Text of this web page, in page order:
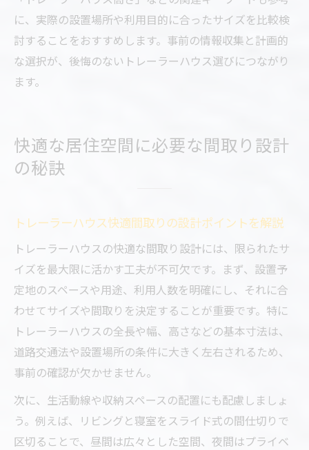
に、実際の設置場所や利用目的に合ったサイズを比較検
討することをおすすめします。事前の情報収集と計画的
な選択が、後悔のないトレーラーハウス選びにつながり
ます。
快適な居住空間に必要な間取り設計
の秘訣
トレーラーハウス快適間取りの設計ポイントを解説
トレーラーハウスの快適な間取り設計には、限られたサ
イズを最大限に活かす工夫が不可欠です。まず、設置予
定地のスペースや用途、利用人数を明確にし、それに合
わせてサイズや間取りを決定することが重要です。特に
トレーラーハウスの全長や幅、高さなどの基本寸法は、
道路交通法や設置場所の条件に大きく左右されるため、
事前の確認が欠かせません。
次に、生活動線や収納スペースの配置にも配慮しましょ
う。例えば、リビングと寝室をスライド式の間仕切りで
区切ることで、昼間は広々とした空間、夜間はプライベ